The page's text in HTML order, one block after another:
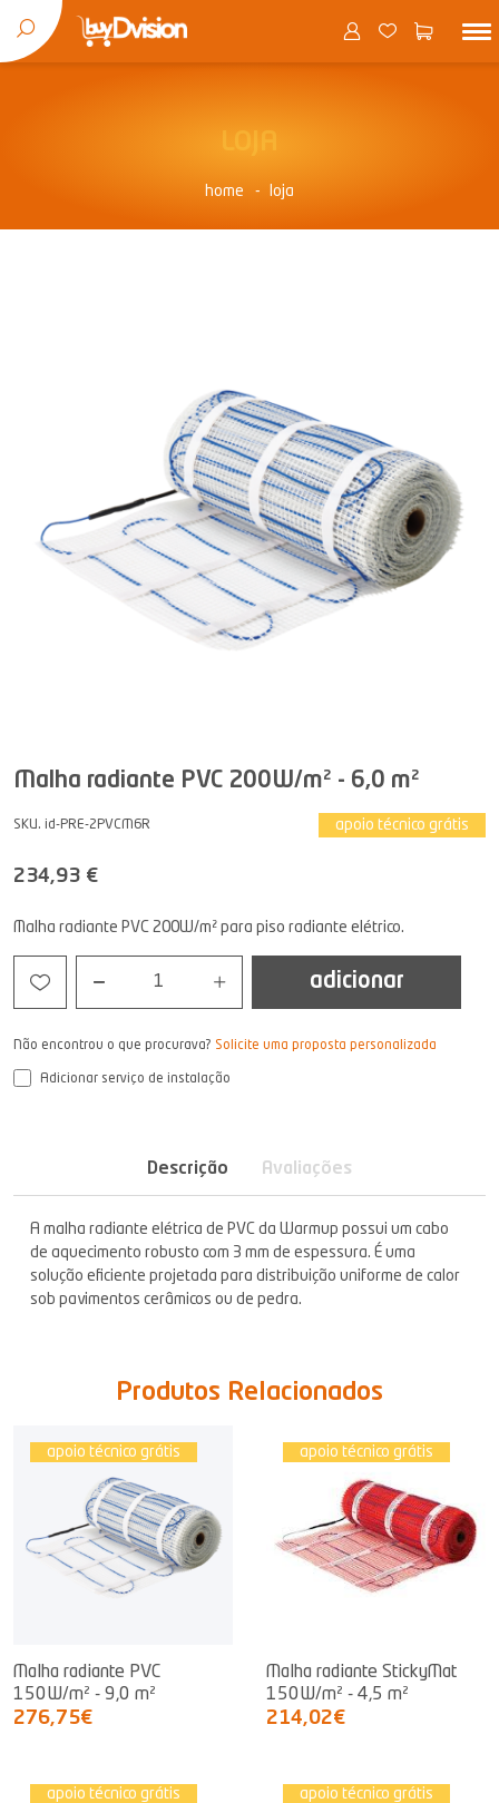
home loja
Malha radiante PVC 200W/m² - 6,0 m²
SKU. id-PRE-2PVCM6R apoio técnico grátis
234,93 €
Malha radiante PVC 200W/m² para piso radiante elétrico.
1 adicionar
Não encontrou o que procurava? Solicite uma proposta personalizada
Adicionar serviço de instalação
Descrição Avaliações
A malha radiante elétrica de PVC da Warmup possui um cabo
de aquecimento robusto com 3 mm de espessura. É uma
solução eficiente projetada para distribuição uniforme de calor
sob pavimentos cerâmicos ou de pedra.
Produtos Relacionados
apoio técnico grátis
Malha radiante PVC
150W/m² - 9,0 m²
276,75€
apoio técnico grátis
Malha radiante StickyMat
150W/m² - 4,5 m²
214,02€
apoio técnico grátis apoio técnico grátis